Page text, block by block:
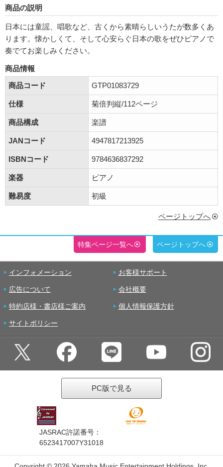
商品の説明
日本には童謡、唱歌など、古くから素晴らしいうたが数多くあ
ります。懐かしくて、そして心安らぐ日本の歌をぜひピアノで
奏でてお楽しみください。
商品情報
商品コード
GTP01083729
仕様 菊倍判縦/112ページ
商品構成 楽譜
JANコード 4947817213925
ISBNコード 9784636837292
楽器 ピアノ
難易度 初級
ページトップへ
特集ページ一覧へ ページトップへ
インフォメーション お客様サポート
広告について 会社概要
特約店様・書店様ご案内 個人情報保護方針
サイトポリシー
PC版で見る
JASRAC許諾番号：
6523417007Y31018